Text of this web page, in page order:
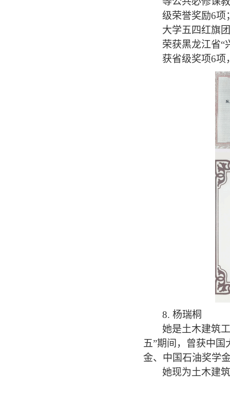
级荣誉奖励6项
大学五四红旗
荣获黑龙江省“
获省级奖项6项
8. 杨瑞桐
她是土木建筑
五”期间，曾获中
金、中国石油奖学
她现为土木建